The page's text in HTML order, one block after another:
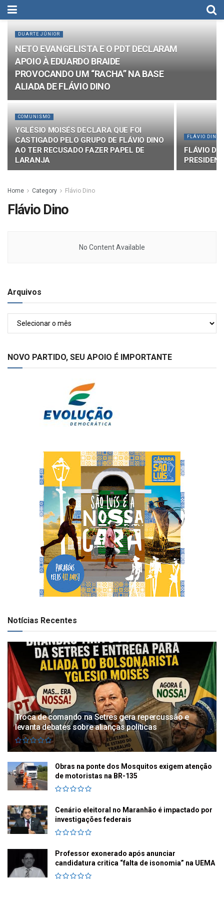
DUARTE JÚNIOR
NETO EVANGELISTA E O PDT DECLARAM
APOIO À EDUARDO BRAIDE
PROVOCANDO UM “RACHA” NA BASE
ALIADA DE FLÁVIO DINO
COMUNISMO
YGLÉSIO MOISÉS DECLARA QUE FOI
CASTIGADO PELO GRUPO DE FLÁVIO DINO
AO TER RECUSADO FAZER PAPEL DE
LARANJA
FLÁVIO DINO
FLÁVIO
Home Category Flávio Dino
Flávio Dino
No Content Available
Arquivos
NOVO PARTIDO, SEU APOIO É IMPORTANTE
Notícias Recentes
Troca de comando na Setres gera repercussão e
levanta debates sobre alianças políticas
Obras na ponte dos Mosquitos exigem atenção
de motoristas na BR-135
Cenário eleitoral no Maranhão é impactado por
investigações federais
Professor exonerado após anunciar
candidatura critica “falta de isonomia” na UEMA